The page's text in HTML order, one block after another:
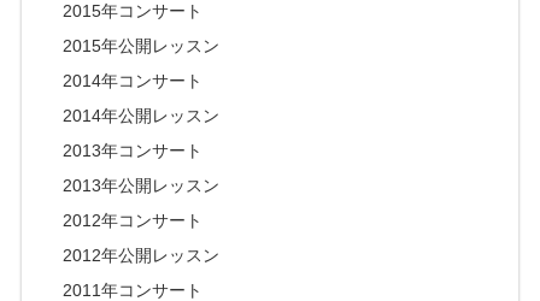
2015年コンサート
2015年公開レッスン
2014年コンサート
2014年公開レッスン
2013年コンサート
2013年公開レッスン
2012年コンサート
2012年公開レッスン
2011年コンサート